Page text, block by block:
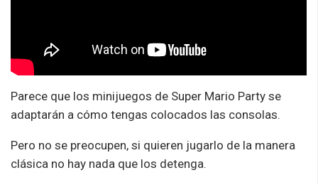
Parece que los minijuegos de Super Mario Party se
adaptarán a cómo tengas colocados las consolas.
Pero no se preocupen, si quieren jugarlo de la manera
clásica no hay nada que los detenga.